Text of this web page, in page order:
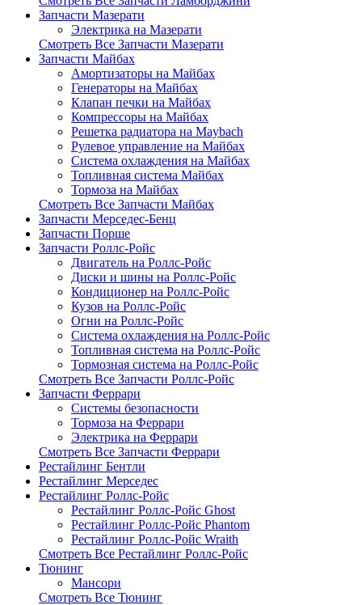
Запчасти Мазерати
Электрика на Мазерати
Смотреть Все Запчасти Мазерати
Запчасти Майбах
Амортизаторы на Майбах
Генераторы на Майбах
Клапан печки на Майбах
Компрессоры на Майбах
Решетка радиатора на Maybach
Рулевое управление на Майбах
Система охлаждения на Майбах
Топливная система Майбах
Тормоза на Майбах
Смотреть Все Запчасти Майбах
Запчасти Мерседес-Бенц
Запчасти Порше
Запчасти Роллс-Ройс
Двигатель на Роллс-Ройс
Диски и шины на Роллс-Ройс
Кондиционер на Роллс-Ройс
Кузов на Роллс-Ройс
Огни на Роллс-Ройс
Система охлаждения на Роллс-Ройс
Топливная система на Роллс-Ройс
Тормозная cистема на Роллс-Ройс
Смотреть Все Запчасти Роллс-Ройс
Запчасти Феррари
Системы безопасности
Тормоза на Феррари
Электрика на Феррари
Смотреть Все Запчасти Феррари
Рестайлинг Бентли
Рестайлинг Мерседес
Рестайлинг Роллс-Ройс
Рестайлинг Роллс-Ройс Ghost
Рестайлинг Роллс-Ройс Phantom
Рестайлинг Роллс-Ройс Wraith
Смотреть Все Рестайлинг Роллс-Ройс
Тюнинг
Мансори
Смотреть Все Тюнинг